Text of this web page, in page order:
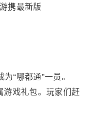
“哪都通”一员。
游戏礼包。玩家们赶